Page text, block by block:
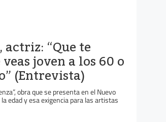
actriz: “Que te
joven a los 60 o
(Entrevista)
obra que se presenta en el Nuevo
edad y esa exigencia para las artistas